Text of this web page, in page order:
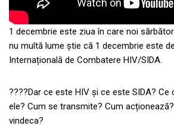
1 decembrie este ziua în care noi
nu multă lume știe că 1 decembrie este
Internațională de Combatere HIV/SIDA.
????Dar ce este HIV și ce este SIDA?
ele? Cum se transmite? Cum
vindeca?